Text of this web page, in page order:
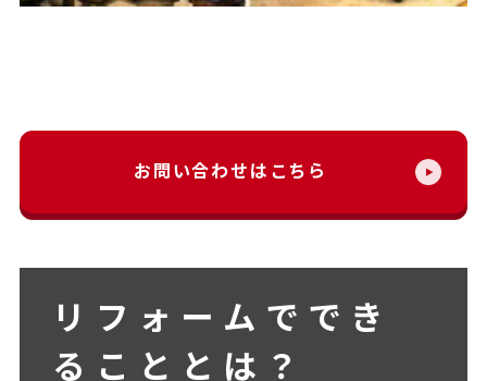
お問い合わせはこちら
リフォームででき
ることとは？